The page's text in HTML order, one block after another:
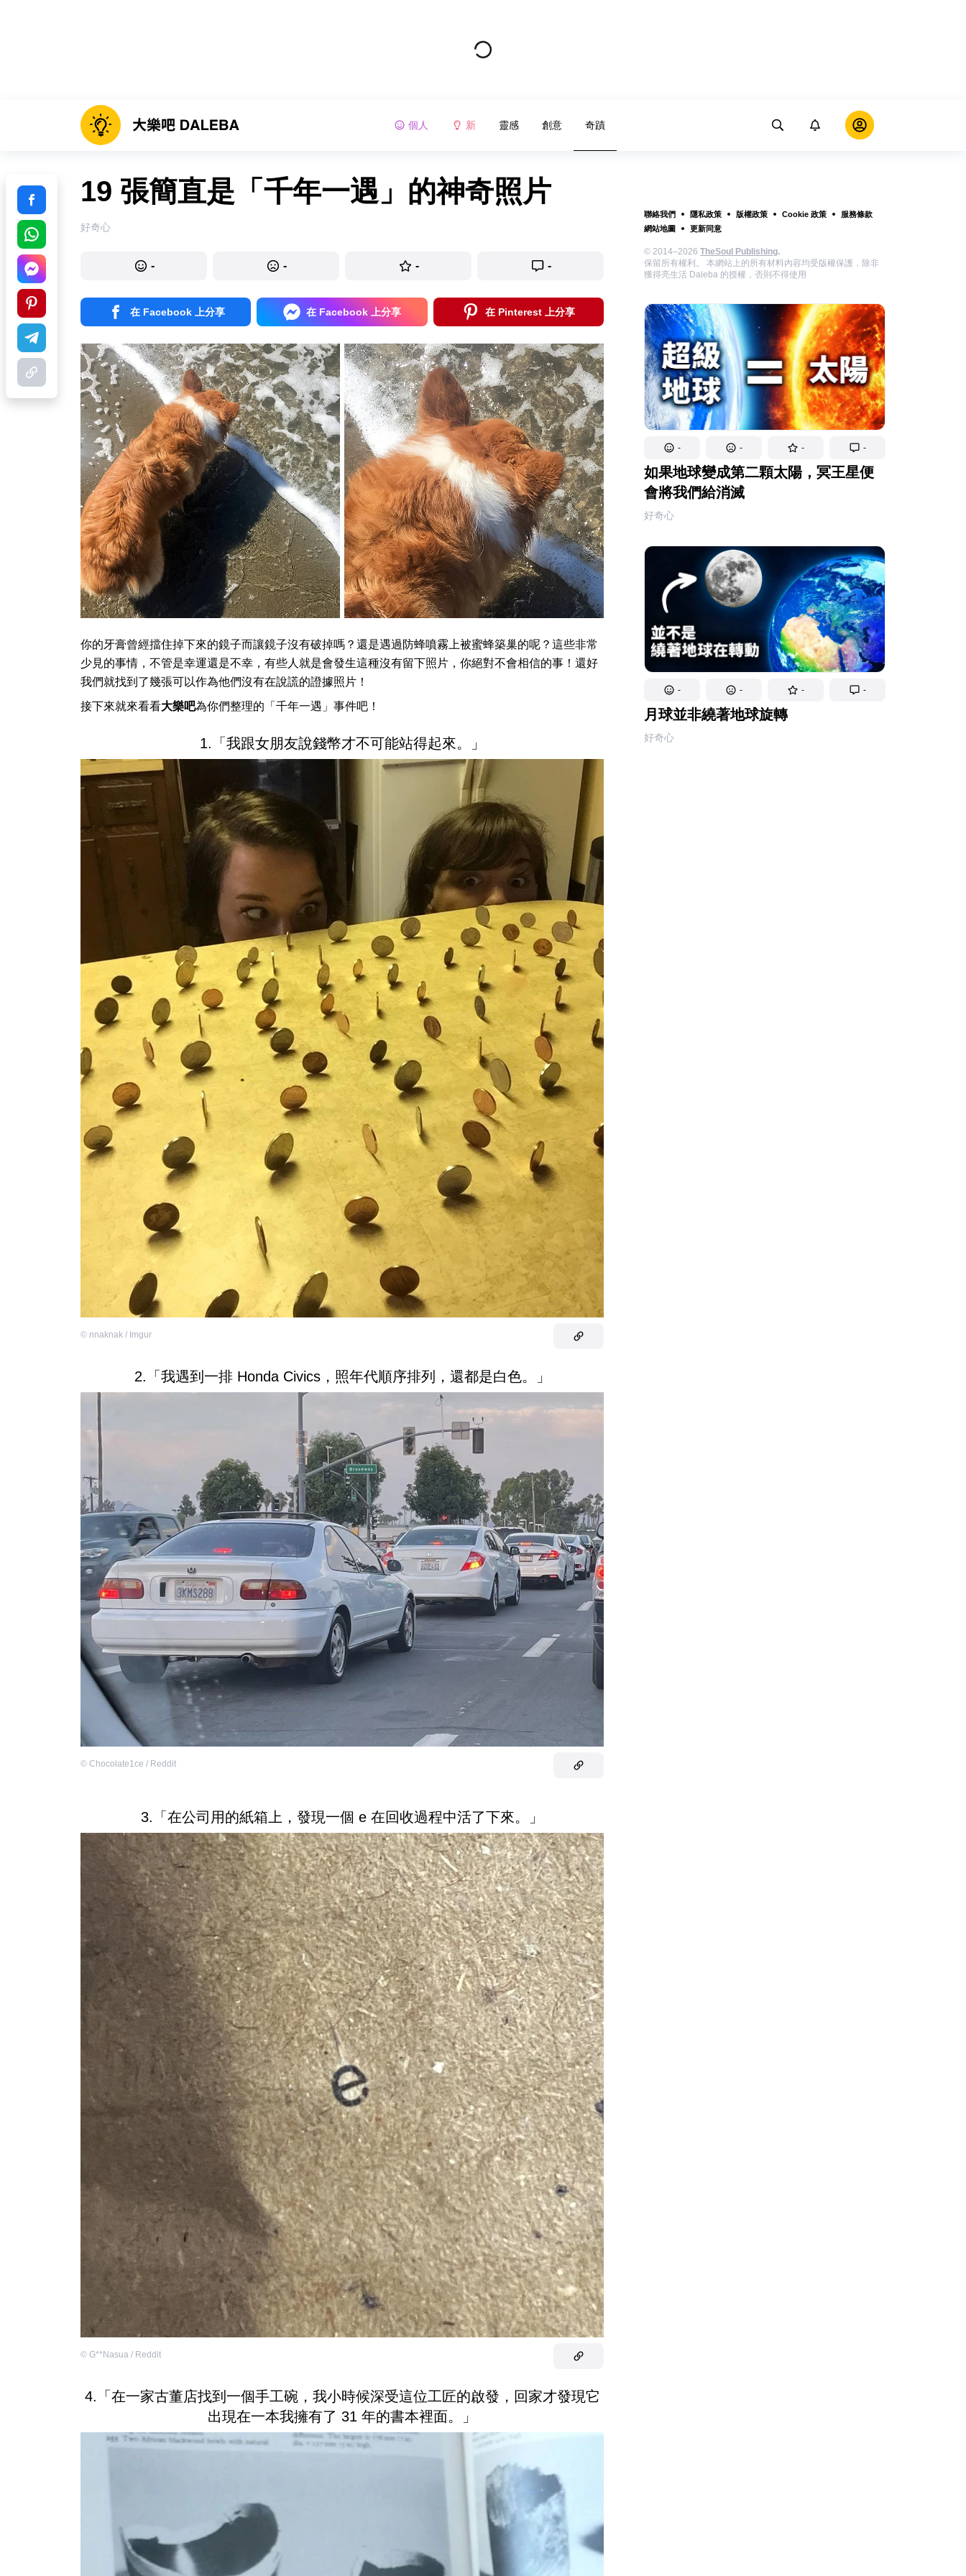
個人 新 靈感 創意 奇蹟
聯絡我們 隱私政策 版權政策 Cookie 政策
服務條款
網站地圖
更新同意
© 2014–2026 TheSoul Publishing.
保留所有權利。 本網站上的所有材料內容均受版權保護，除非
獲得亮生活 Daleba 的授權，否則不得使用
- - - -
如果地球變成第二顆太陽，冥王星便
會將我們給消滅
好奇心
- - - -
月球並非繞著地球旋轉
好奇心
19 張簡直是「千年一遇」的神奇照片
好奇心
- - - -
在 Facebook 上分享 在 Facebook 上分享 在 Pinterest 上分享
你的牙膏曾經擋住掉下來的鏡子而讓鏡子沒有破掉嗎？還是遇過防蜂噴霧上被蜜蜂築巢的呢？這些非常
少見的事情，不管是幸運還是不幸，有些人就是會發生這種沒有留下照片，你絕對不會相信的事！還好
我們就找到了幾張可以作為他們沒有在說謊的證據照片！
接下來就來看看大樂吧為你們整理的「千年一遇」事件吧！
1.「我跟女朋友說錢幣才不可能站得起來。」
© nnaknak / Imgur
2.「我遇到一排 Honda Civics，照年代順序排列，還都是白色。」
© Chocolate1ce / Reddit
3.「在公司用的紙箱上，發現一個 e 在回收過程中活了下來。」
© G**Nasua / Reddit
4.「在一家古董店找到一個手工碗，我小時候深受這位工匠的啟發，回家才發現它
出現在一本我擁有了 31 年的書本裡面。」